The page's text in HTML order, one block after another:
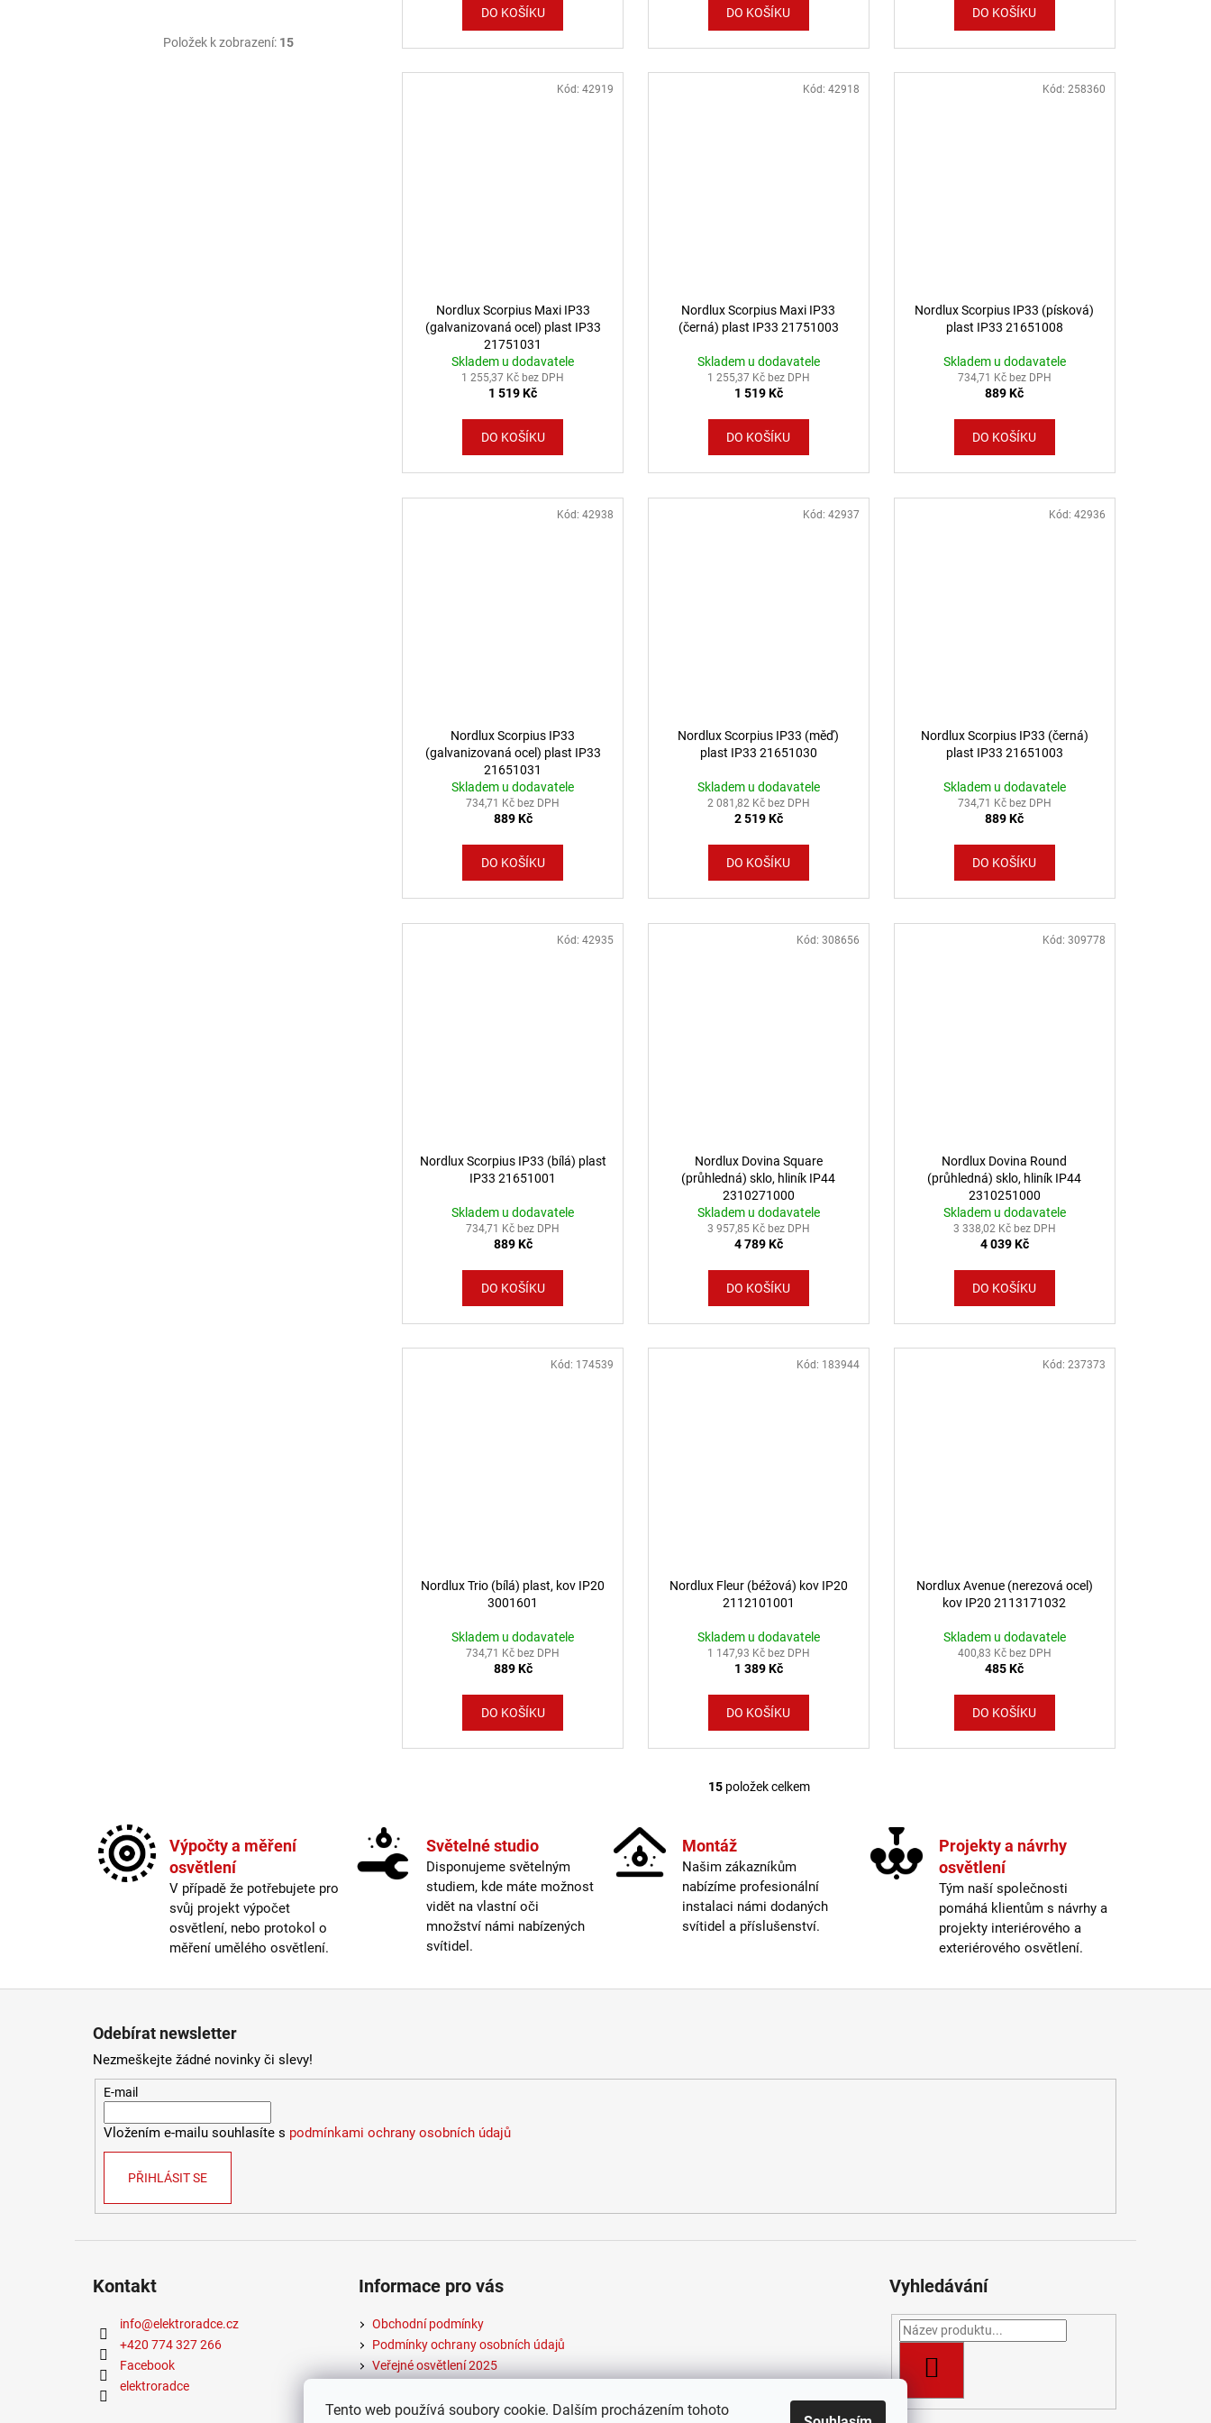
Tento web používá soubory cookie. Dalším procházením tohoto
Položek k zobrazení: 15
DO KOŠÍKU DO KOŠÍKU DO KOŠÍKU
Nordlux Scorpius Maxi IP33
(galvanizovaná ocel) plast IP33
21751031
Skladem u dodavatele
1 255,37 Kč bez DPH
1 519 Kč
DO KOŠÍKU
Kód:42919
Nordlux Scorpius Maxi IP33
(černá) plast IP33 21751003
Skladem u dodavatele
1 255,37 Kč bez DPH
1 519 Kč
DO KOŠÍKU
Kód: 42918
Nordlux Scorpius IP33 (písková)
plast IP33 21651008
Skladem u dodavatele
734,71 Kč bez DPH
889 Kč
DO KOŠÍKU
Kód: 258360
Nordlux Scorpius IP33
(galvanizovaná ocel) plast IP33
21651031
Skladem u dodavatele
734,71 Kč bez DPH
889 Kč
DO KOŠÍKU
Kód:42938
Nordlux Scorpius IP33 (měď)
plast IP33 21651030
Skladem u dodavatele
2 081,82 Kč bez DPH
2 519 Kč
DO KOŠÍKU
Kód: 42937
Nordlux Scorpius IP33 (černá)
plast IP33 21651003
Skladem u dodavatele
734,71 Kč bez DPH
889 Kč
DO KOŠÍKU
Kód: 42936
Nordlux Scorpius IP33 (bílá) plast
IP33 21651001
Skladem u dodavatele
734,71 Kč bez DPH
889 Kč
DO KOŠÍKU
Kód:42935
Nordlux Dovina Square
(průhledná) sklo, hliník IP44
2310271000
Skladem u dodavatele
3 957,85 Kč bez DPH
4 789 Kč
DO KOŠÍKU
Kód: 308656
Nordlux Dovina Round
(průhledná) sklo, hliník IP44
2310251000
Skladem u dodavatele
3 338,02 Kč bez DPH
4 039 Kč
DO KOŠÍKU
Kód: 309778
Nordlux Trio (bílá) plast, kov IP20
3001601
Skladem u dodavatele
734,71 Kč bez DPH
889 Kč
DO KOŠÍKU
Kód: 174539
Nordlux Fleur (béžová) kov IP20
2112101001
Skladem u dodavatele
1 147,93 Kč bez DPH
1 389 Kč
DO KOŠÍKU
Kód: 183944
Nordlux Avenue (nerezová ocel)
kov IP20 2113171032
Skladem u dodavatele
400,83 Kč bez DPH
485 Kč
DO KOŠÍKU
Kód: 237373
Ovládací prvky výpisu
15položek celkem
Výpočty a měření
osvětlení
V případě že potřebujete pro
svůj projekt výpočet
osvětlení, nebo protokol o
měření umělého osvětlení.
Světelné studio
Disponujeme světelným
studiem, kde máte možnost
vidět na vlastní oči
množství námi nabízených
svítidel.
Montáž
Našim zákazníkům
nabízíme profesionální
instalaci námi dodaných
svítidel a příslušenství.
Projekty a návrhy
osvětlení
Tým naší společnosti
pomáhá klientům s návrhy a
projekty interiérového a
exteriérového osvětlení.
Odebírat newsletter
Nezmeškejte žádné novinky či slevy!
E-mail
Vložením e-mailu souhlasíte s podmínkami ochrany osobních údajů
PŘIHLÁSIT SE
Kontakt
info@elektroradce.cz
+420 774 327 266
Facebook
elektroradce
Informace pro vás
Obchodní podmínky
Podmínky ochrany osobních údajů
Veřejné osvětlení 2025
Vyhledávání